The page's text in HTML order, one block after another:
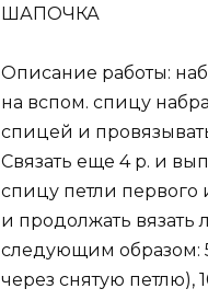
ШАПОЧКА
Описание работы:
на вспом. спицу
спицей и
Связать еще 4 р. и
спицу петли первого
и продолжать вязать
следующим образом: 5
через снятую петлю),